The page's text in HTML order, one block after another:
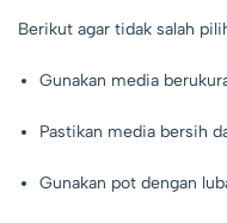
Berikut agar tidak salah
Gunakan media
Pastikan media bersih
Gunakan pot dengan